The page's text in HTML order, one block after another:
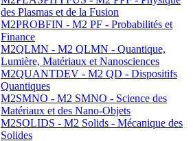
des Plasmas et de la Fusion
M2PROBFIN - M2 PF - Probabilités et
Finance
M2QLMN - M2 QLMN - Quantique,
Lumière, Matériaux et Nanosciences
M2QUANTDEV - M2 QD - Dispositifs
Quantiques
M2SMNO - M2 SMNO - Science des
Matériaux et des Nano-Objets
M2SOLIDS - M2 Solids - Mécanique des
Solides